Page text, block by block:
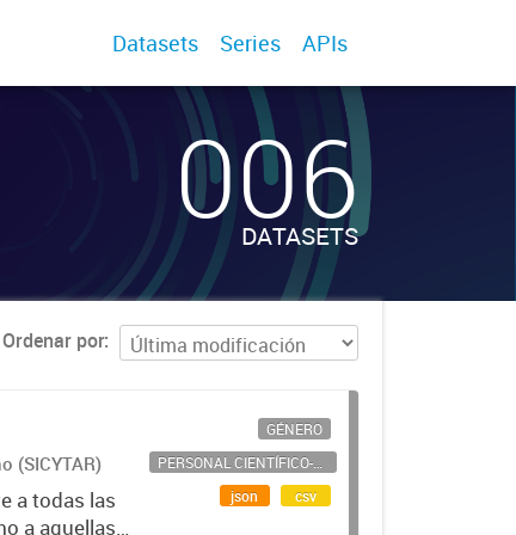
Datasets Series APIs
006
DATASETS
Ordenar por
(SICYTAR)
a todas las
a aquellas
GÉNERO
PERSONAL CIENTÍFICO-TECNOLÓGICO
json
csv